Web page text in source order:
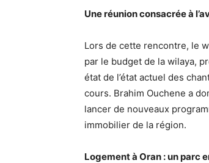
Une réunion consacrée à
Lors de cette rencontre, le
par le budget de la wilaya,
état de l’état actuel des
cours. Brahim Ouchene a
lancer de nouveaux
immobilier de la région.
Logement à Oran : un parc